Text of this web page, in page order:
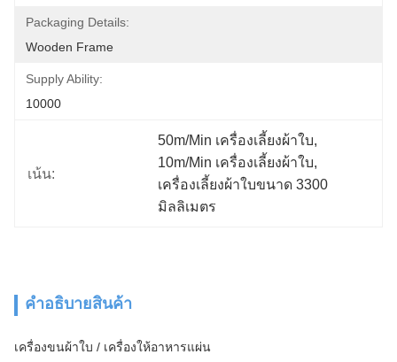
Packaging Details:
Wooden Frame
Supply Ability:
10000
เน้น:
50m/Min เครื่องเลี้ยงผ้าใบ,
10m/Min เครื่องเลี้ยงผ้าใบ,
เครื่องเลี้ยงผ้าใบขนาด 3300
มิลลิเมตร
คําอธิบายสินค้า
เครื่องขนผ้าใบ / เครื่องให้อาหารแผ่น